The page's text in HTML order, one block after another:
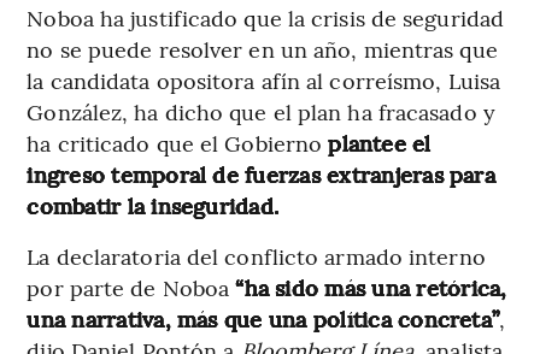
Noboa ha justificado que la crisis de seguridad
no se puede resolver en un año, mientras que
la candidata opositora afín al correísmo, Luisa
González, ha dicho que el plan ha fracasado y
ha criticado que el Gobiernoplantee el
ingreso temporal de fuerzas extranjeras para
combatir la inseguridad.
La declaratoria del conflicto armado interno
por parte de Noboa“ha sido más una retórica,
una narrativa, más que una política concreta”,